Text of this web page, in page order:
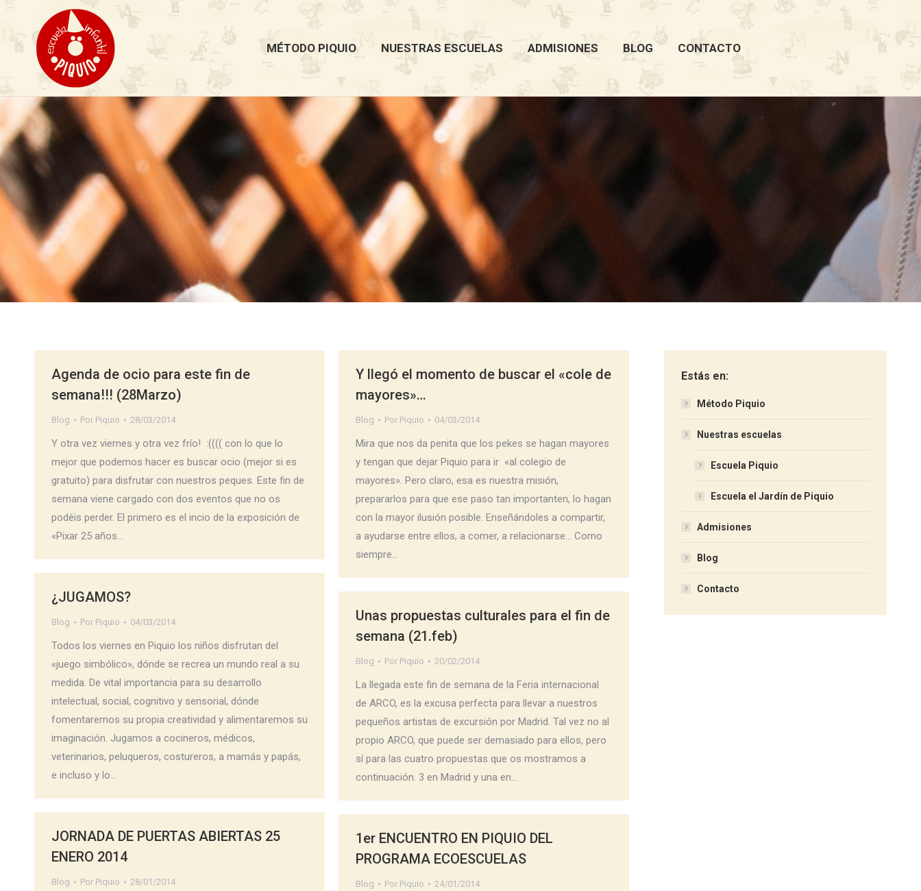
MÉTODO PIQUIO NUESTRAS ESCUELAS ADMISIONES BLOG CONTACTO
Agenda de ocio para este fin de
semana!!! (28Marzo)
Blog Por Piquio 28/03/2014
Y otra vez viernes y otra vez frío! :(((( con lo que lo
mejor que podemos hacer es buscar ocio (mejor si es
gratuito) para disfrutar con nuestros peques. Este fin de
semana viene cargado con dos eventos que no os
podéis perder. El primero es el incio de la exposición de
«Pixar 25 años…
Y llegó el momento de buscar el «cole de
mayores»…
Blog Por Piquio 04/03/2014
Mira que nos da penita que los pekes se hagan mayores
y tengan que dejar Piquio para ir «al colegio de
mayores». Pero claro, esa es nuestra misión,
prepararlos para que ese paso tan importanten, lo hagan
con la mayor ilusión posible. Enseñándoles a compartir,
a ayudarse entre ellos, a comer, a relacionarse… Como
siempre…
¿JUGAMOS?
Blog Por Piquio 04/03/2014
Todos los viernes en Piquio los niños disfrutan del
«juego simbólico», dónde se recrea un mundo real a su
medida. De vital importancia para su desarrollo
intelectual, social, cognitivo y sensorial, dónde
fomentaremos su propia creatividad y alimentaremos su
imaginación. Jugamos a cocineros, médicos,
veterinarios, peluqueros, costureros, a mamás y papás,
e incluso y lo…
Unas propuestas culturales para el fin de
semana (21.feb)
Blog Por Piquio 20/02/2014
La llegada este fin de semana de la Feria internacional
de ARCO, es la excusa perfecta para llevar a nuestros
pequeños artistas de excursión por Madrid. Tal vez no al
propio ARCO, que puede ser demasiado para ellos, pero
sí para las cuatro propuestas que os mostramos a
continuación. 3 en Madrid y una en…
JORNADA DE PUERTAS ABIERTAS 25
ENERO 2014
Blog Por Piquio 28/01/2014
1er ENCUENTRO EN PIQUIO DEL
PROGRAMA ECOESCUELAS
Blog Por Piquio 24/01/2014
Estás en:
Método Piquio
Nuestras escuelas
Escuela Piquio
Escuela el Jardín de Piquio
Admisiones
Blog
Contacto